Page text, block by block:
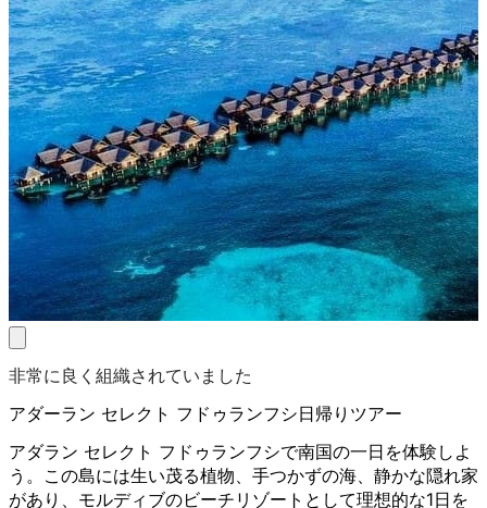
非常に良く組織されていました
アダーラン セレクト フドゥランフシ日帰りツアー
アダラン セレクト フドゥランフシで南国の一日を体験しよ
う。この島には生い茂る植物、手つかずの海、静かな隠れ家
があり、モルディブのビーチリゾートとして理想的な1日を